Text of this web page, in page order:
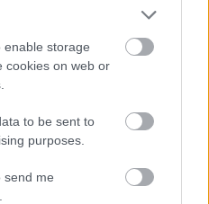
enable storage
cookies on web or
to be sent to
purposes.
send me
Astra που έλυσε 10